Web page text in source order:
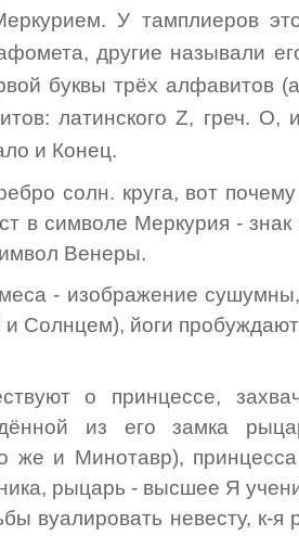
У тамплиеров
другие называли
буквы трёх алфавитов
латинского Z, греч. O,
и Конец.
солн. круга, вот
в символе Меркурия - знак
Венеры.
- изображение
и Солнцем), йоги
о принцессе,
из его замка
же и Минотавр),
рыцарь - высшее Я
вуалировать невесту, к-я